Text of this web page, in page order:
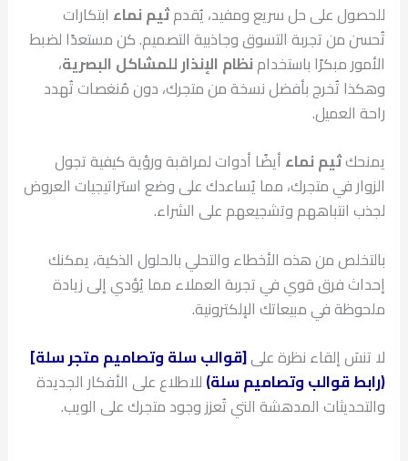
للحصول على حل سريع ومفيد، يُقدمثيم نماء ابتكارات
تُحسن من تجربة التسوق وجاذبية التصميم. كن مستعدًا لضبط
الأمور مبكرًا باستخدامنظام الإنذار للمشاكل البصرية،
وهكذا تُخرج بأفضل نسخة من متجرك، دون مُنغصات تُهدد
راحة العميل.
يمنحكثيم نماء أيضًا أدوات لمراقبة ورؤية كيفية تجول
الزوار في متجرك، مما يُساعدك على وضع استراتيجيات العروض
لجذب انتباههم وتشجيعهم على الشراء.
بالتخلص من هذه الأخطاء والتحلي بالحلول الذكية، يمكنك
إحداث فرق قوي في تجربة العملاء مما يُؤدي إلى زيادة
ملحوظة في مبيعاتك الإلكترونية.
لا تنسَ إلقاء نظرة على[قوالب سلة وتصاميم متجر سلة]
(رابط قوالب وتصاميم سلة) للاطلاع على الأفكار الجديدة
والتحديثات المدهشة التي تُعزز وجود متجرك على الويب.